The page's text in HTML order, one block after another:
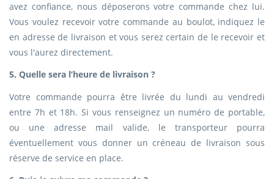
avez confiance, nous déposerons votre commande chez lui.
Vous voulez recevoir votre commande au boulot, indiquez le
en adresse de livraison et vous serez certain de le recevoir et
vous l'aurez directement.
5. Quelle sera l’heure de livraison ?
Votre commande pourra être livrée du lundi au vendredi
entre 7h et 18h. Si vous renseignez un numéro de portable,
ou une adresse mail valide, le transporteur pourra
éventuellement vous donner un créneau de livraison sous
réserve de service en place.